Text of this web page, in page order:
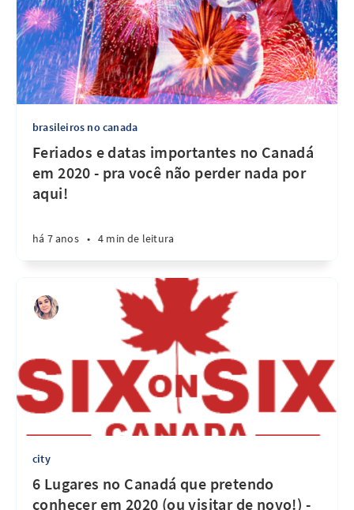
brasileiros no canada
Feriados e datas importantes no Canadá
em 2020 - pra você não perder nada por
aqui!
há 7 anos • 4 min de leitura
city
6 Lugares no Canadá que pretendo
conhecer em 2020 (ou visitar de novo!) -